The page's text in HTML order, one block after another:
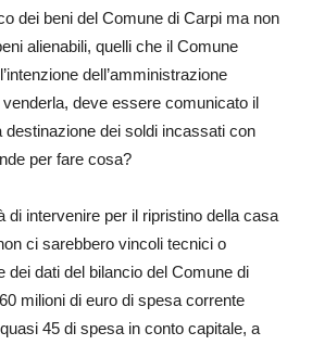
dei beni del Comune di Carpi ma non
alienabili, quelli che il Comune
dell’amministrazione
deve essere comunicato il
destinazione dei soldi incassati con
per fare cosa?
di intervenire per il ripristino della casa
ci sarebbero vincoli tecnici o
dei dati del bilancio del Comune di
milioni di euro di spesa corrente
45 di spesa in conto capitale, a